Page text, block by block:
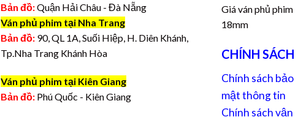
Bản đồ:Quận Hải Châu - Đà Nẵng
Ván phủ phim tại Nha Trang
Bản đồ: 90, QL 1A, Suối Hiệp, H. Diên Khánh,
Tp.Nha Trang Khánh Hòa
Ván phủ phim tại Kiên Giang
Bản đồ: Phú Quốc - Kiên Giang
Giá ván phủ phim
18mm
CHÍNH SÁCH
Chính sách bảo
mật thông tin
Chính sách vận